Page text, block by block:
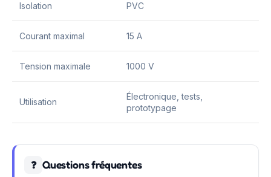
Isolation PVC
Courant maximal 15 A
Tension maximale 1000 V
Utilisation
Électronique, tests,
prototypage
❓ Questions fréquentes